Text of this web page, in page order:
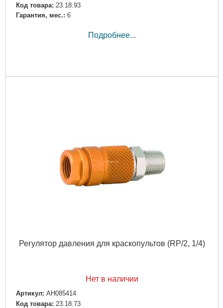
Код товара: 23.18.93
Гарантия, мес.: 6
Подробнее...
Регулятор давления для краскопультов (RP/2, 1/4)
Нет в наличии
Артикул: AH085414
Код товара: 23.18.73